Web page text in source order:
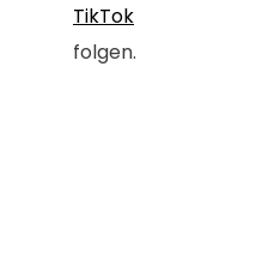
TikTok
folgen.